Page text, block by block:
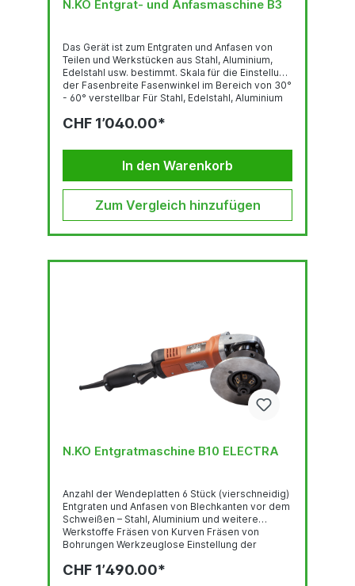
N.KO Entgrat- und Anfasmaschine B3
Das Gerät ist zum Entgraten und Anfasen von
Teilen und Werkstücken aus Stahl, Aluminium,
Edelstahl usw. bestimmt. Skala für die Einstellung
der Fasenbreite Fasenwinkel im Bereich von 30°
- 60° verstellbar Für Stahl, Edelstahl, Aluminium
hochwertigem Material für lange Lebensdauer
stufenlos einstellbar Fasenbreite: 0 - 3 mm
(Materialfestigkeit 400N/mm
CHF 1’040.00*
In den Warenkorb
Zum Vergleich hinzufügen
N.KO Entgratmaschine B10 ELECTRA
Anzahl der Wendeplatten 6 Stück (vierschneidig)
Entgraten und Anfasen von Blechkanten vor dem
Schweißen – Stahl, Aluminium und weitere
Werkstoffe Fräsen von Kurven Fräsen von
Bohrungen Werkzeuglose Einstellung der
Arbeitsweise drehbar ergonomischer Griff
CHF 1’490.00*